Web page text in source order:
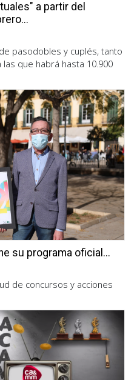
a partir del
pasodobles y cuplés, tanto
que habrá hasta 10.900
su programa oficial...
de concursos y acciones